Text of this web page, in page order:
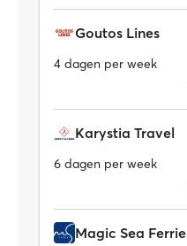
Goutos Lines
4 dagen per week
Karystia Travel
6 dagen per week
Magic Sea